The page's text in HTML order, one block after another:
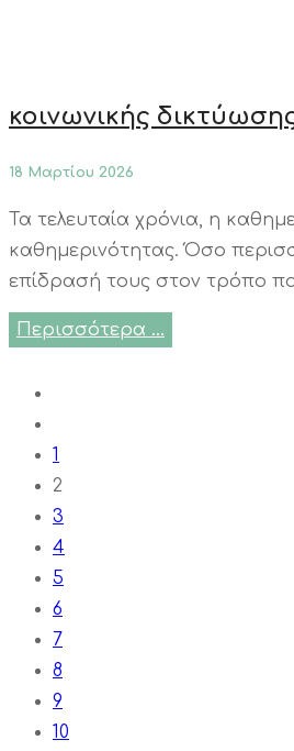
κοινωνικής
18 Μαρτίου 2026
Τα τελευταία χρόνια, η
καθημερινότητας. Όσο
επίδρασή τους στον τρόπο
Περισσότερα …
1
2
3
4
5
6
7
8
9
10